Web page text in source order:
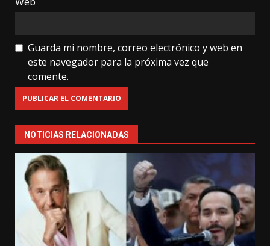
Guarda mi nombre, correo electrónico y web en
este navegador para la próxima vez que
comente.
NOTICIAS RELACIONADAS